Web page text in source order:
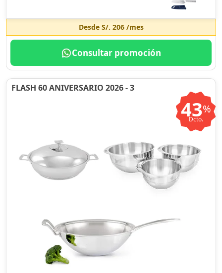
Desde S/. 206/mes
Consultar promoción
FLASH 60 ANIVERSARIO 2026 - 3
43%
Dcto.